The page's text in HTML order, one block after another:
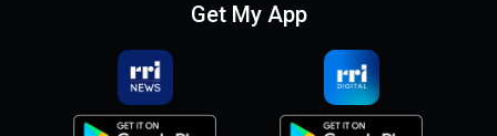
Get My App